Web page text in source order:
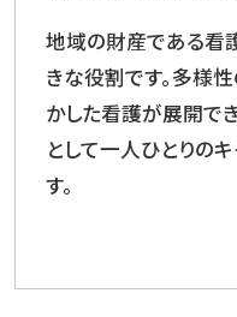
地域の財産である看
きな役割です。多様
かした看護が展開で
として一人ひとりの
す。